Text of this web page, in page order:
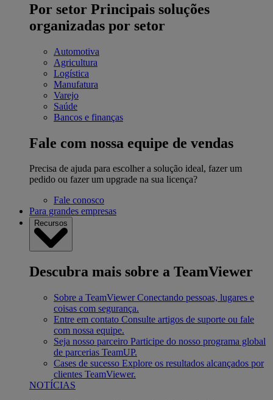
Por setor Principais soluções
organizadas por setor
Automotiva
Agricultura
Logística
Manufatura
Varejo
Saúde
Bancos e finanças
Fale com nossa equipe de vendas
Precisa de ajuda para escolher a solução ideal, fazer um
pedido ou fazer um upgrade na sua licença?
Fale conosco
Para grandes empresas
Recursos
Descubra mais sobre a TeamViewer
Sobre a TeamViewer Conectando pessoas, lugares e
coisas com segurança.
Entre em contato Consulte artigos de suporte ou fale
com nossa equipe.
Seja nosso parceiro Participe do nosso programa global
de parcerias TeamUP.
Cases de sucesso Explore os resultados alcançados por
clientes TeamViewer.
NOTÍCIAS